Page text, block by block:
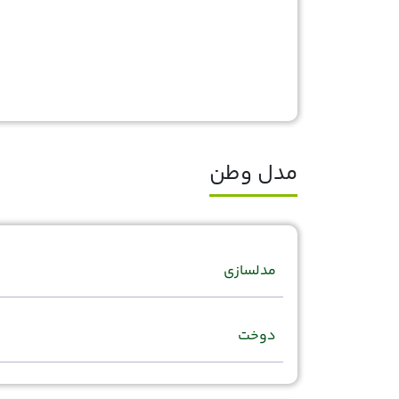
مدل وطن
مدلسازی
دوخت